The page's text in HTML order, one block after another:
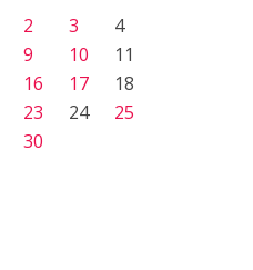
2 3
4
9 10
11
16 17
18
23 24
25
30